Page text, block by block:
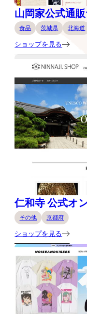
山岡家公式通
食品 茨城県 北海道
ショップを見る
仁和寺 公式オ
その他 京都府
ショップを見る